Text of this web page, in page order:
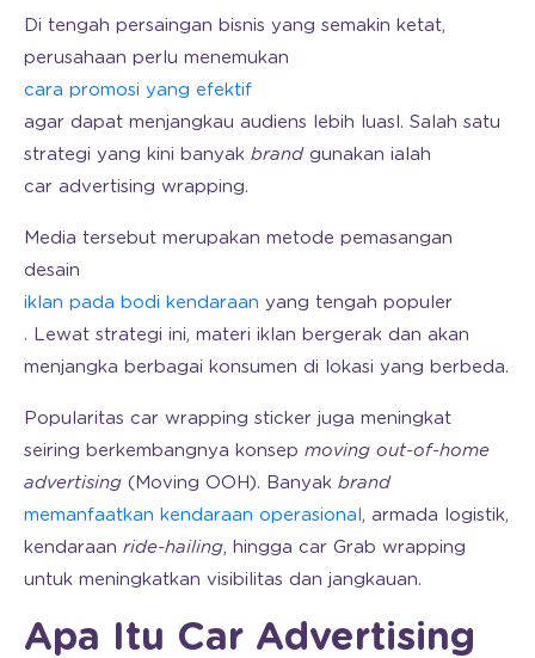
Di tengah persaingan bisnis yang semakin ketat,
perusahaan perlu menemukan
cara promosi yang efektif
agar dapat menjangkau audiens lebih luasl. Salah satu
strategi yang kini banyak brand gunakan ialah
car advertising wrapping.
Media tersebut merupakan metode pemasangan
desain
iklan pada bodi kendaraan yang tengah populer
. Lewat strategi ini, materi iklan bergerak dan akan
menjangka berbagai konsumen di lokasi yang berbeda.
Popularitas car wrapping sticker juga meningkat
seiring berkembangnya konsep moving out-of-home
advertising (Moving OOH). Banyak brand
memanfaatkan kendaraan operasional, armada logistik,
kendaraan ride-hailing, hingga car Grab wrapping
untuk meningkatkan visibilitas dan jangkauan.
Apa Itu Car Advertising